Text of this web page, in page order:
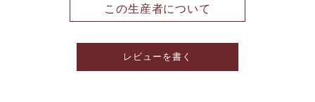
この生産者について
レビューを書く